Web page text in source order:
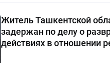
Житель Ташкентской
задержан по делу о
действиях в отношении